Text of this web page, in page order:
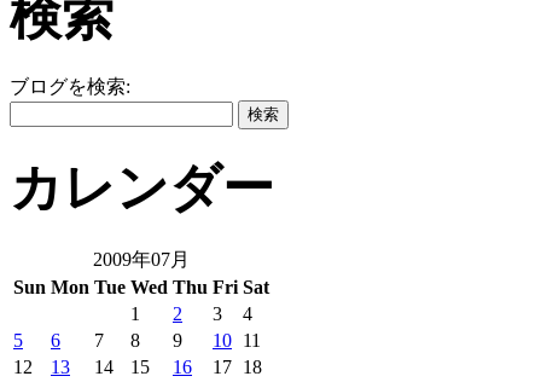
検索
ブログを検索:
カレンダー
2009年07月
Sun Mon Tue Wed Thu Fri Sat
1
2 3
4
5
6 7 8 9 10 11
12
13 14 15 16 17 18